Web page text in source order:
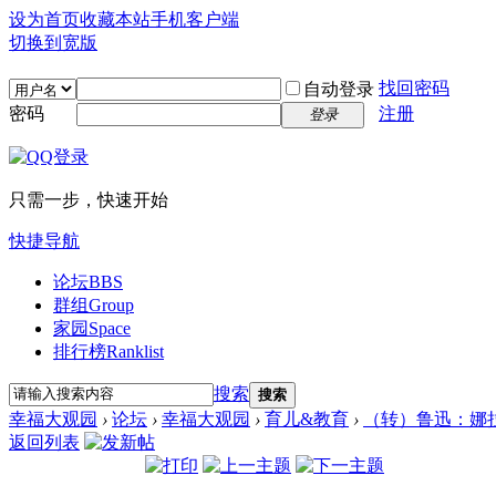
设为首页收藏本站手机客户端
切换到宽版
自动登录 找回密码
密码
登录 注册
只需一步，快速开始
快捷导航
论坛BBS
群组Group
家园 Space
排行榜Ranklist
搜索 搜索
幸福大观园 › 论坛 › 幸福大观园 › 育儿&教育 ›
（转）鲁迅：娜
返回列表